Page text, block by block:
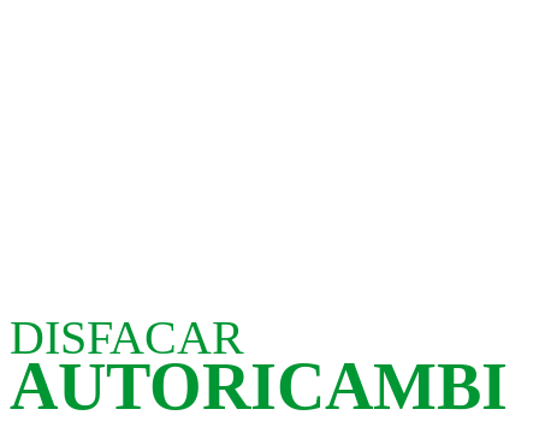
DISFACAR
AUTORICAMBI